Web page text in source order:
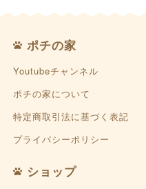
ポチの家
Youtubeチャンネル
ポチの家について
特定商取引法に基づく表記
プライバシーポリシー
ショップ